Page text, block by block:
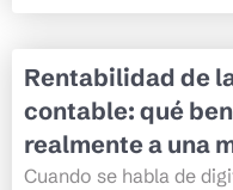
Rentabilidad de
contable: qué
realmente a una
Cuando se habla de